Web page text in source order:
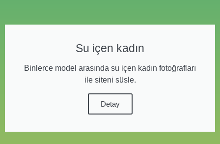
Su içen kadın
Binlerce model arasında su içen kadın fotoğrafları
ile siteni süsle.
Detay